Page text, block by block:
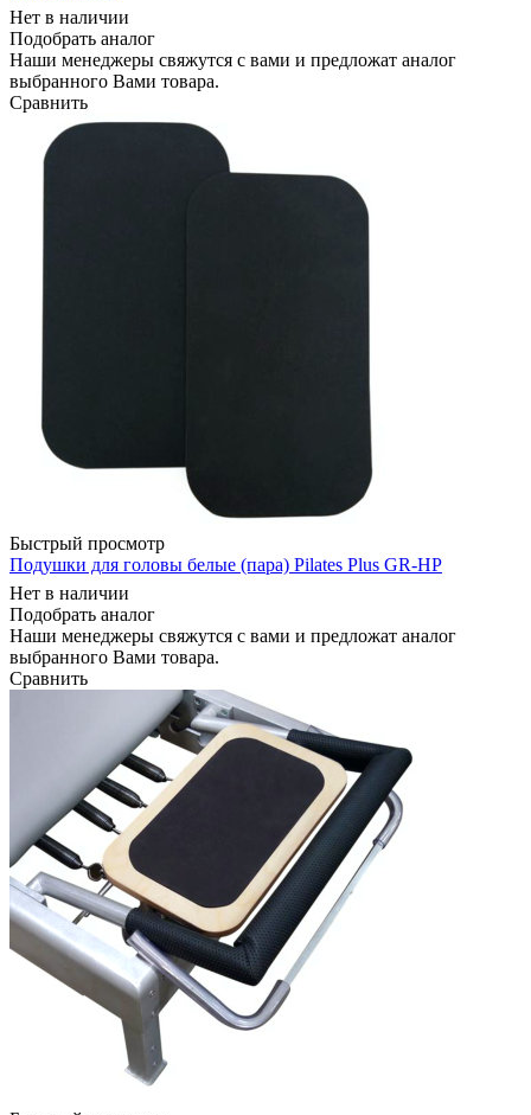
Нет в наличии
Подобрать аналог
Наши менеджеры свяжутся с вами и предложат аналог
выбранного Вами товара.
Сравнить
Быстрый просмотр
Подушки для головы белые (пара) Pilates Plus GR-HP
Нет в наличии
Подобрать аналог
Наши менеджеры свяжутся с вами и предложат аналог
выбранного Вами товара.
Сравнить